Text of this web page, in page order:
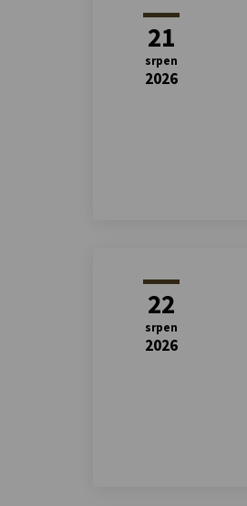
21
srpen
2026
22
srpen
2026